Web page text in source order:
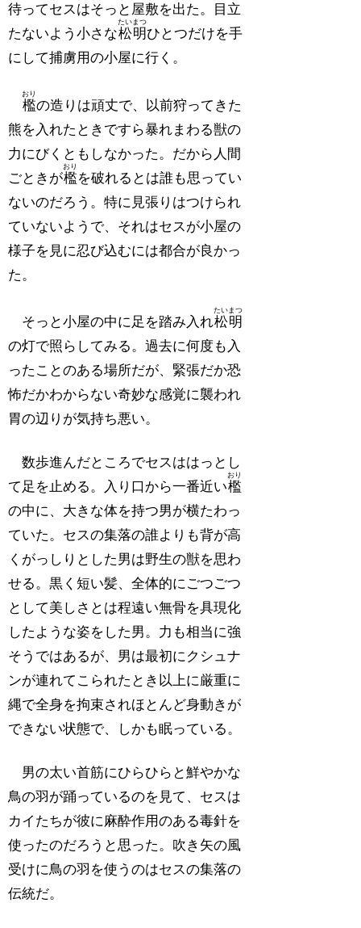
待ってセスはそっと屋敷を出た。目立
たないよう小さな松明
たいまつ
ひとつだけを手
にして捕虜用の小屋に行く。
檻
おり
の造りは頑丈で、以前狩ってきた
熊を入れたときですら暴れまわる獣の
力にびくともしなかった。だから人間
ごときが檻
おり
を破れるとは誰も思ってい
ないのだろう。特に見張りはつけられ
ていないようで、それはセスが小屋の
様子を見に忍び込むには都合が良かっ
た。
そっと小屋の中に足を踏み入れ松明
たいまつ
の灯で照らしてみる。過去に何度も入
ったことのある場所だが、緊張だか恐
怖だかわからない奇妙な感覚に襲われ
胃の辺りが気持ち悪い。
数歩進んだところでセスははっとし
て足を止める。入り口から一番近い檻
おり
の中に、大きな体を持つ男が横たわっ
ていた。セスの集落の誰よりも背が高
くがっしりとした男は野生の獣を思わ
せる。黒く短い髪、全体的にごつごつ
として美しさとは程遠い無骨を具現化
したような姿をした男。力も相当に強
そうではあるが、男は最初にクシュナ
ンが連れてこられたとき以上に厳重に
縄で全身を拘束されほとんど身動きが
できない状態で、しかも眠っている。
男の太い首筋にひらひらと鮮やかな
鳥の羽が踊っているのを見て、セスは
カイたちが彼に麻酔作用のある毒針を
使ったのだろうと思った。吹き矢の風
受けに鳥の羽を使うのはセスの集落の
伝統だ。